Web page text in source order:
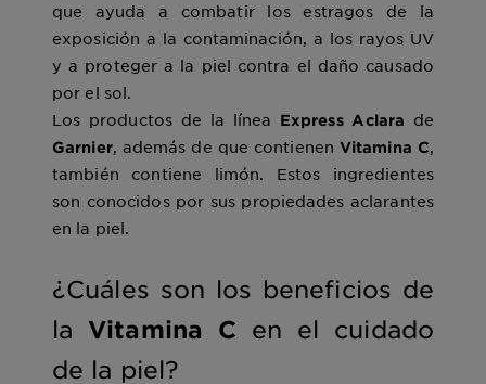
que ayuda a combatir los estragos de la
exposición a la contaminación, a los rayos UV
y a proteger a la piel contra el daño causado
por el sol.
Los productos de la línea Express Aclara de
Garnier, además de que contienen Vitamina C,
también contiene limón. Estos ingredientes
son conocidos por sus propiedades aclarantes
en la piel.
¿Cuáles son los beneficios de
la Vitamina C en el cuidado
de la piel?